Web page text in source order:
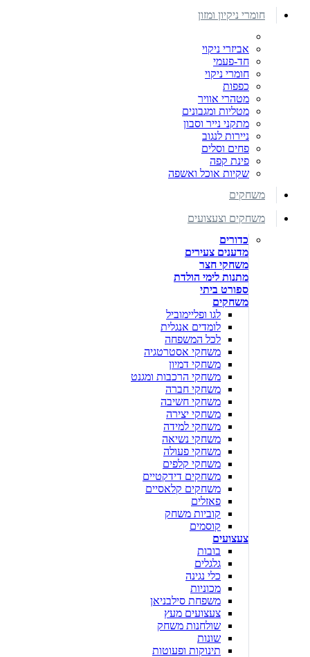
חומרי ניקיון ומזון
אביזרי ניקוי
חד-פעמי
חומרי ניקוי
כפפות
מטהרי אוויר
מטליות ומגבונים
מתקני נייר וסבון
ניירות לנגוב
פחים וסלים
פינת קפה
שקיות אוכל ואשפה
משחקים
משחקים וצעצועים
כדורים
מדענים צעירים
משחקי חצר
מתנות לימי הולדת
ספורט ביתי
משחקים
לגו ופליימוביל
לומדים אנגלית
לכל המשפחה
משחקי אסטרטגיה
משחקי דמיון
משחקי הרכבות ומגנט
משחקי חברה
משחקי חשיבה
משחקי יצירה
משחקי למידה
משחקי נשיאה
משחקי פעולה
משחקי קלפים
משחקים דידקטיים
משחקים קלאסיים
פאזלים
קוביות משחק
קוסמים
צעצועים
בובות
גלגלים
כלי נגינה
מכוניות
משפחת סילבניאן
צעצועים מעץ
שולחנות משחק
שונות
תינוקות ופעוטות